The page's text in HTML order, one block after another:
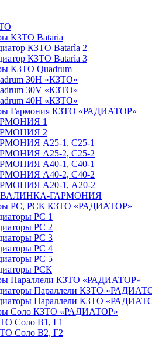
КЗТО Bataria
КЗТО Batarìa 2
КЗТО Batarìa 3
КЗТО Quadrum
30H «КЗТО»
30V «КЗТО»
40H «КЗТО»
Гармония КЗТО «РАДИАТОР»
1
2
А25-1, С25-1
А25-2, С25-2
А40-1, С40-1
А40-2, С40-2
А20-1, А20-2
ГАРМОНИЯ
РС, РСК КЗТО «РАДИАТОР»
РС 1
РС 2
РС 3
РС 4
РС 5
РСК
Параллели КЗТО «РАДИАТОР»
Параллели КЗТО
Параллели КЗТО
Соло КЗТО «РАДИАТОР»
Соло В1, Г1
Соло В2, Г2